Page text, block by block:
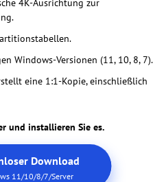
Windows-Versionen (11, 10, 8, 7).
eine 1:1-Kopie, einschließlich
und installieren Sie es.
Download
11/10/8/7/Server